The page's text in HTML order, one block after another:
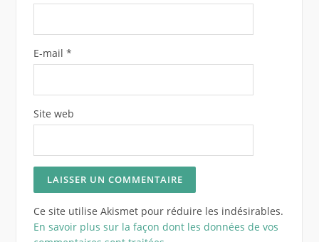
E-mail *
Site web
Ce site utilise Akismet pour réduire les indésirables.
En savoir plus sur la façon dont les données de vos